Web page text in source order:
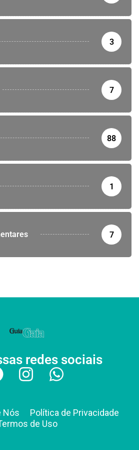
3
7
88
1
7
redes sociais
Nós
Política de Privacidade
de Uso